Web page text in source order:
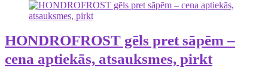
HONDROFROST gēls pret sāpēm –
cena aptiekās, atsauksmes, pirkt